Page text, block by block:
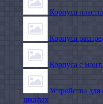
Корпуса
Корпуса
Корпуса с
Устройства
шкафах